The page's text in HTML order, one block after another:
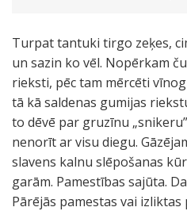
Turpat tantuki tirgo zeķes,
un sazin ko vēl. Nopērkam
rieksti, pēc tam mērcēti
tā kā saldenas gumijas
to dēvē par gruzīnu
nenorīt ar visu diegu.
slavens kalnu slēpošanas
garām. Pamestības sajūta.
Pārējās pamestas vai